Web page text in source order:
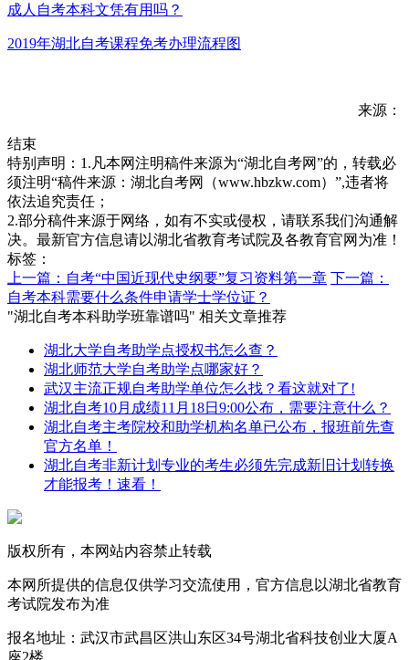
成人自考本科文凭有用吗？
2019年湖北自考课程免考办理流程图
来源：
结束
特别声明：1.凡本网注明稿件来源为“湖北自考网”的，转载必
须注明“稿件来源：湖北自考网（www.hbzkw.com）”,违者将
依法追究责任；
2.部分稿件来源于网络，如有不实或侵权，请联系我们沟通解
决。最新官方信息请以湖北省教育考试院及各教育官网为准！
标签：
上一篇：自考“中国近现代史纲要”复习资料第一章 下一篇：
自考本科需要什么条件申请学士学位证？
"湖北自考本科助学班靠谱吗" 相关文章推荐
湖北大学自考助学点授权书怎么查？
湖北师范大学自考助学点哪家好？
武汉主流正规自考助学单位怎么找？看这就对了!
湖北自考10月成绩11月18日9:00公布，需要注意什么？
湖北自考主考院校和助学机构名单已公布，报班前先查
官方名单！
湖北自考非新计划专业的考生必须先完成新旧计划转换
才能报考！速看！
版权所有，本网站内容禁止转载
本网所提供的信息仅供学习交流使用，官方信息以湖北省教育
考试院发布为准
报名地址：武汉市武昌区洪山东区34号湖北省科技创业大厦A
座2楼